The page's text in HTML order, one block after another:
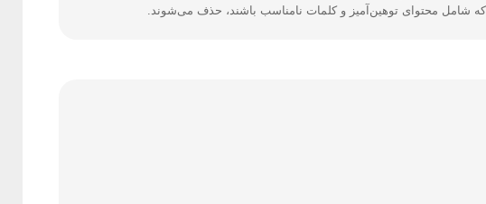
که شامل محتوای توهین‌آمیز و کلمات نامناسب باشند، حذف می‌شوند.